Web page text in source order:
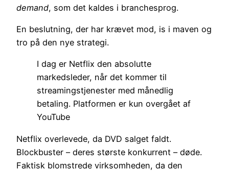
demand, som det kaldes i branchesprog.
En beslutning, der har krævet mod, is i maven og
tro på den nye strategi.
I dag er Netflix den absolutte
markedsleder, når det kommer til
streamingstjenester med månedlig
betaling. Platformen er kun overgået af
YouTube
Netflix overlevede, da DVD salget faldt.
Blockbuster – deres største konkurrent – døde.
Faktisk blomstrede virksomheden, da den